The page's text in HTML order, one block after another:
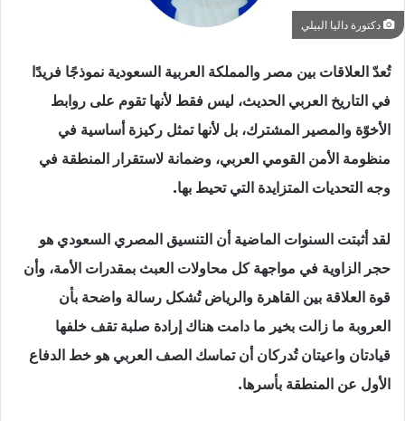
دكتورة داليا البيلي
تُعدّ العلاقات بين مصر والمملكة العربية السعودية نموذجًا فريدًا
في التاريخ العربي الحديث، ليس فقط لأنها تقوم على روابط
الأخوّة والمصير المشترك، بل لأنها تمثل ركيزة أساسية في
منظومة الأمن القومي العربي، وضمانة لاستقرار المنطقة في
وجه التحديات المتزايدة التي تحيط بها.
لقد أثبتت السنوات الماضية أن التنسيق المصري السعودي هو
حجر الزاوية في مواجهة كل محاولات العبث بمقدرات الأمة، وأن
قوة العلاقة بين القاهرة والرياض تُشكل رسالة واضحة بأن
العروبة ما زالت بخير ما دامت هناك إرادة صلبة تقف خلفها
قيادتان واعيتان تُدركان أن تماسك الصف العربي هو خط الدفاع
الأول عن المنطقة بأسرها.